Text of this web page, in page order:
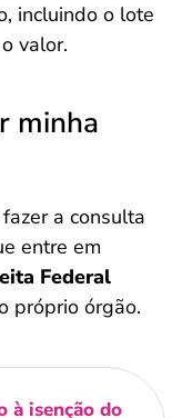
incluindo o lote
valor.
minha
a consulta
entre em
Federal
próprio órgão.
à isenção do